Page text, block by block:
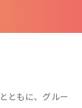
ともに、 グルー